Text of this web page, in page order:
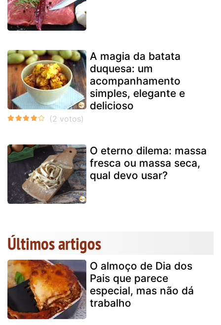
A magia da batata
duquesa: um
acompanhamento
simples, elegante e
delicioso
O eterno dilema: massa
fresca ou massa seca,
qual devo usar?
Últimos artigos
O almoço de Dia dos
Pais que parece
especial, mas não dá
trabalho